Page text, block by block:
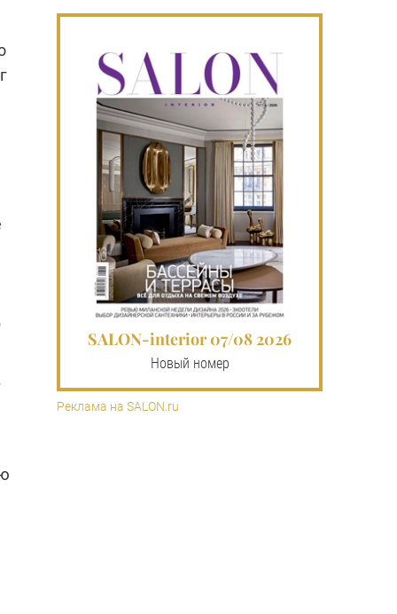
SALON-interior 07/08 2026
Новый номер
Реклама на SALON.ru